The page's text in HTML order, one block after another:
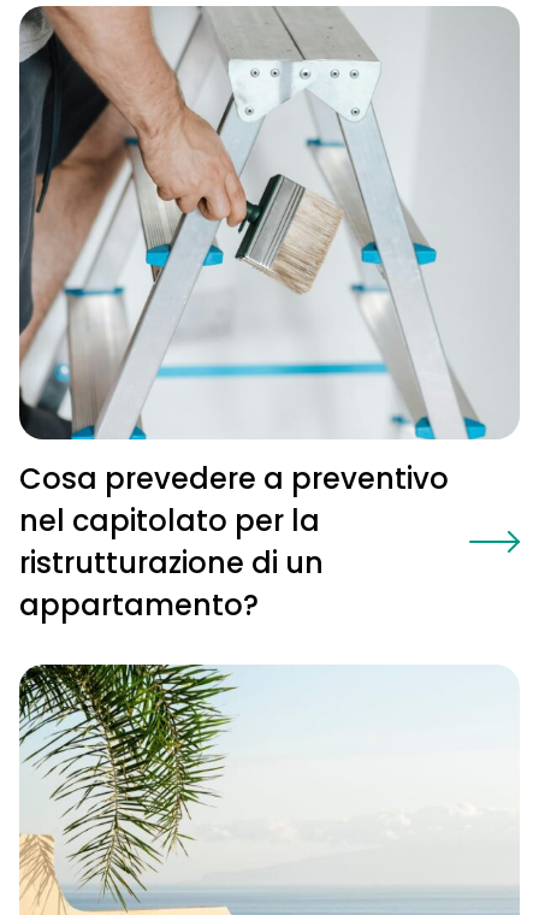
Cosa prevedere a preventivo
nel capitolato per la
ristrutturazione di un
appartamento?